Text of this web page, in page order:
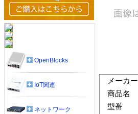
メーカー
商品名
型番
OpenBlocks
IoT関連
ネットワーク